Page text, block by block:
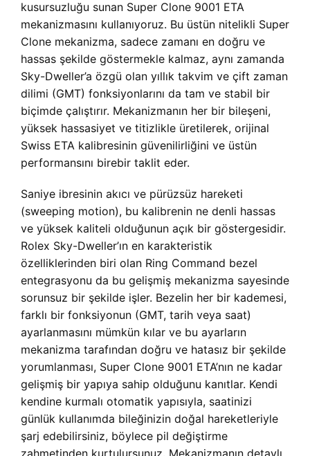
kusursuzluğu sunan Super Clone 9001 ETA
mekanizmasını kullanıyoruz. Bu üstün nitelikli Super
Clone mekanizma, sadece zamanı en doğru ve
hassas şekilde göstermekle kalmaz, aynı zamanda
Sky-Dweller’a özgü olan yıllık takvim ve çift zaman
dilimi (GMT) fonksiyonlarını da tam ve stabil bir
biçimde çalıştırır. Mekanizmanın her bir bileşeni,
yüksek hassasiyet ve titizlikle üretilerek, orijinal
Swiss ETA kalibresinin güvenilirliğini ve üstün
performansını birebir taklit eder.
Saniye ibresinin akıcı ve pürüzsüz hareketi
(sweeping motion), bu kalibrenin ne denli hassas
ve yüksek kaliteli olduğunun açık bir göstergesidir.
Rolex Sky-Dweller’ın en karakteristik
özelliklerinden biri olan Ring Command bezel
entegrasyonu da bu gelişmiş mekanizma sayesinde
sorunsuz bir şekilde işler. Bezelin her bir kademesi,
farklı bir fonksiyonun (GMT, tarih veya saat)
ayarlanmasını mümkün kılar ve bu ayarların
mekanizma tarafından doğru ve hatasız bir şekilde
yorumlanması, Super Clone 9001 ETA’nın ne kadar
gelişmiş bir yapıya sahip olduğunu kanıtlar. Kendi
kendine kurmalı otomatik yapısıyla, saatinizi
günlük kullanımda bileğinizin doğal hareketleriyle
şarj edebilirsiniz, böylece pil değiştirme
zahmetinden kurtulursunuz. Mekanizmanın detaylı